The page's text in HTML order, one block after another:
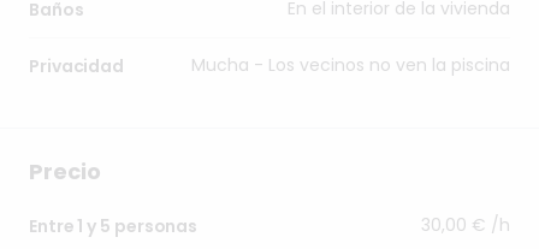
Baños En el interior de la vivienda
Privacidad Mucha - Los vecinos no ven la piscina
Precio
Entre 1 y 5 personas 30,00 € /h